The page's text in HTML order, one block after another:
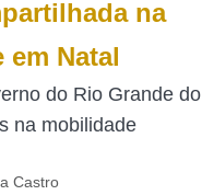
na
em Natal
do Rio Grande do
na mobilidade
Castro